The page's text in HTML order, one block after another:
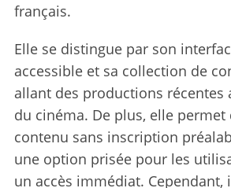
français.
Elle se distingue par son
accessible et sa collection de
allant des productions récentes
du cinéma. De plus, elle
contenu sans inscription
une option prisée pour les
un accès immédiat.